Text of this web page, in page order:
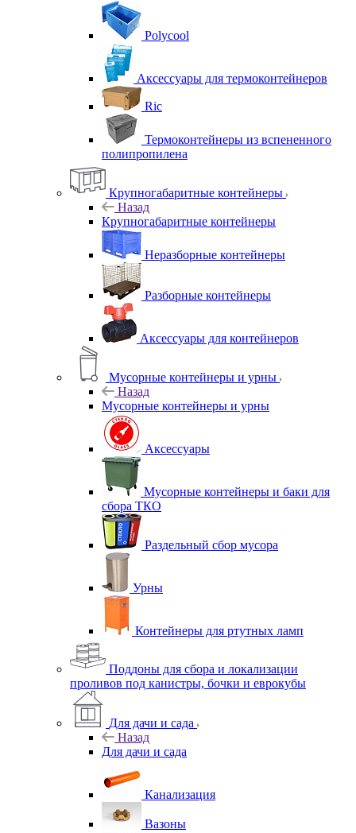
Polycool
Аксессуары для термоконтейнеров
Ric
Термоконтейнеры из вспененного
полипропилена
Крупногабаритные контейнеры
Назад
Крупногабаритные контейнеры
Неразборные контейнеры
Разборные контейнеры
Аксессуары для контейнеров
Мусорные контейнеры и урны
Назад
Мусорные контейнеры и урны
Аксессуары
Мусорные контейнеры и баки для
сбора ТКО
Раздельный сбор мусора
Урны
Контейнеры для ртутных ламп
Поддоны для сбора и локализации
проливов под канистры, бочки и еврокубы
Для дачи и сада
Назад
Для дачи и сада
Канализация
Вазоны